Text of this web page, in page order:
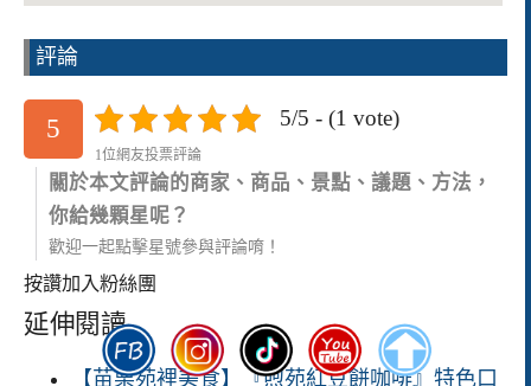
評論
5 5/5 - (1 vote)
1位網友投票評論
關於本文評論的商家、商品、景點、議題、方法，
你給幾顆星呢？
歡迎一起點擊星號參與評論唷！
按讚加入粉絲團
延伸閱讀
【苗栗苑裡美食】『煦苑紅豆餅咖啡』特色口